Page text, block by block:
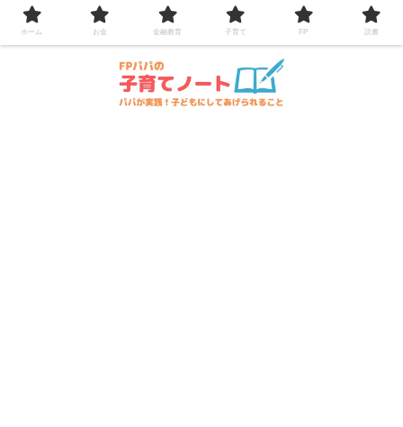
コンテンツへスキップ
ホーム お金 金融教育 子育て FP 読書